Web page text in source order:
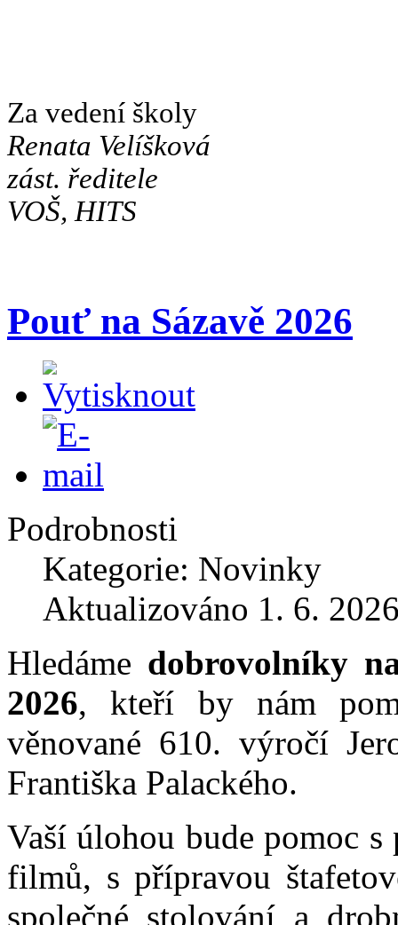
Za vedení školy
Renata Velíšková
zást. ředitele
VOŠ, HITS
Pouť na Sázavě 2026
Podrobnosti
Kategorie: Novinky
Aktualizováno 1. 6.
Hledáme dobrovolníky
2026, kteří by nám
věnované 610. výročí
Františka Palackého.
Vaší úlohou bude pomoc
filmů, s přípravou
společné stolování a